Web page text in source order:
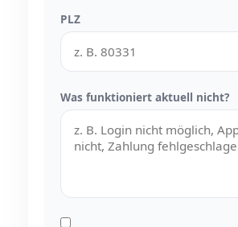
PLZ
Was funktioniert aktuell nicht?